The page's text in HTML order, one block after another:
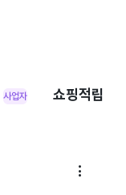
사업자 쇼핑적립
